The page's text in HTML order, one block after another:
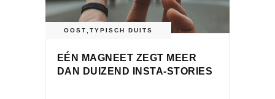
OOST TYPISCH DUITS
EÉN MAGNEET ZEGT MEER
DAN DUIZEND INSTA-STORIES